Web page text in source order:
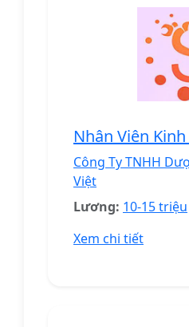
Nhân Viên
Công Ty TNHH
Việt
Lương: 10-15 triệu
Xem chi tiết